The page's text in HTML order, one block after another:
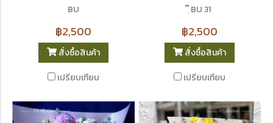
BU
฿2,500
สั่งซื้อสินค้า
เปรียบเทียบ
ฺ๊ BU 31
฿2,500
สั่งซื้อสินค้า
เปรียบเทียบ